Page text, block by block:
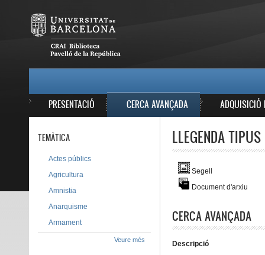
PRESENTACIÓ CERCA AVANÇADA ADQUISICIÓ
LLEGENDA
Segell
Document d'arxiu
CERCA AVANÇADA
Descripció
TEMÀTICA
Actes públics
Agricultura
Amnistia
Anarquisme
Armament
Veure més